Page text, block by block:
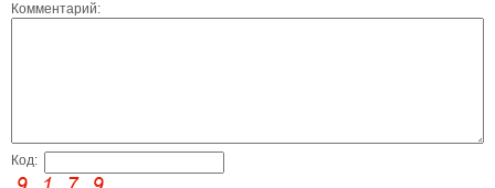
Комментарий:
Код: